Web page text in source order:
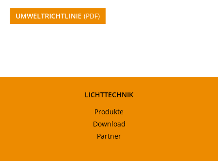
UMWELTRICHTLINIE (PDF)
LICHTTECHNIK
Produkte
Download
Partner